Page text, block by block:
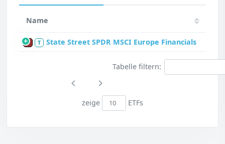
Name
P T State Street SPDR MSCI Europe Financials
Tabelle filtern:
zeige ETFs